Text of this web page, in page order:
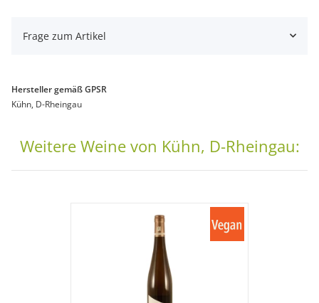
Frage zum Artikel
Hersteller gemäß GPSR
Kühn, D-Rheingau
Weitere Weine von Kühn, D-Rheingau: